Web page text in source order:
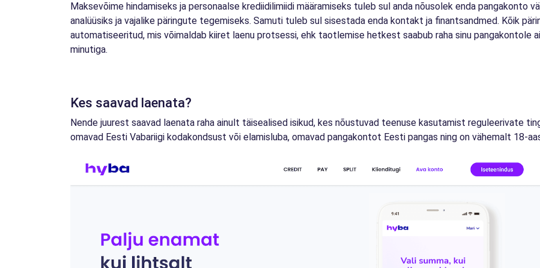
Maksevõime hindamiseks ja personaalse krediidilimiidi määramiseks tuleb sul anda nõusolek enda pangakonto
analüüsiks ja vajalike päringute tegemiseks. Samuti tuleb sul sisestada enda kontakt ja finantsandmed. Kõik
automatiseeritud, mis võimaldab kiiret laenu protsessi, ehk taotlemise hetkest saabub raha sinu pangakontole
minutiga.
Kes saavad laenata?
Nende juurest saavad laenata raha ainult täisealised isikud, kes nõustuvad teenuse kasutamist reguleerivate
omavad Eesti Vabariigi kodakondsust või elamisluba, omavad pangakontot Eesti pangas ning on vähemalt 18-